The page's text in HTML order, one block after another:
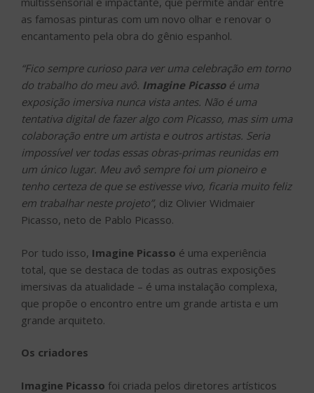
as famosas pinturas com um novo olhar e renovar o
encantamento pela obra do gênio espanhol.
“Fico sempre curioso para ver uma celebração em torno
do trabalho do meu avô. Imagine Picasso é uma
exposição imersiva nunca vista antes. Não é uma
tentativa digital de fazer algo com Picasso, mas sim uma
colaboração entre um artista e outros artistas. Seria
impossível ver todas essas obras-primas reunidas em
um único lugar. Meu avô sempre foi um pioneiro e
tenho certeza de que se estivesse vivo, ficaria muito feliz
em trabalhar neste projeto”, diz Olivier Widmaier
Picasso, neto de Pablo Picasso.
Por tudo isso, Imagine Picasso é uma experiência
total, que se destaca de todas as outras exposições
imersivas da atualidade – é uma instalação complexa,
que propõe o encontro entre um grande artista e um
grande arquiteto.
Os criadores
Imagine Picasso foi criada pelos diretores artísticos